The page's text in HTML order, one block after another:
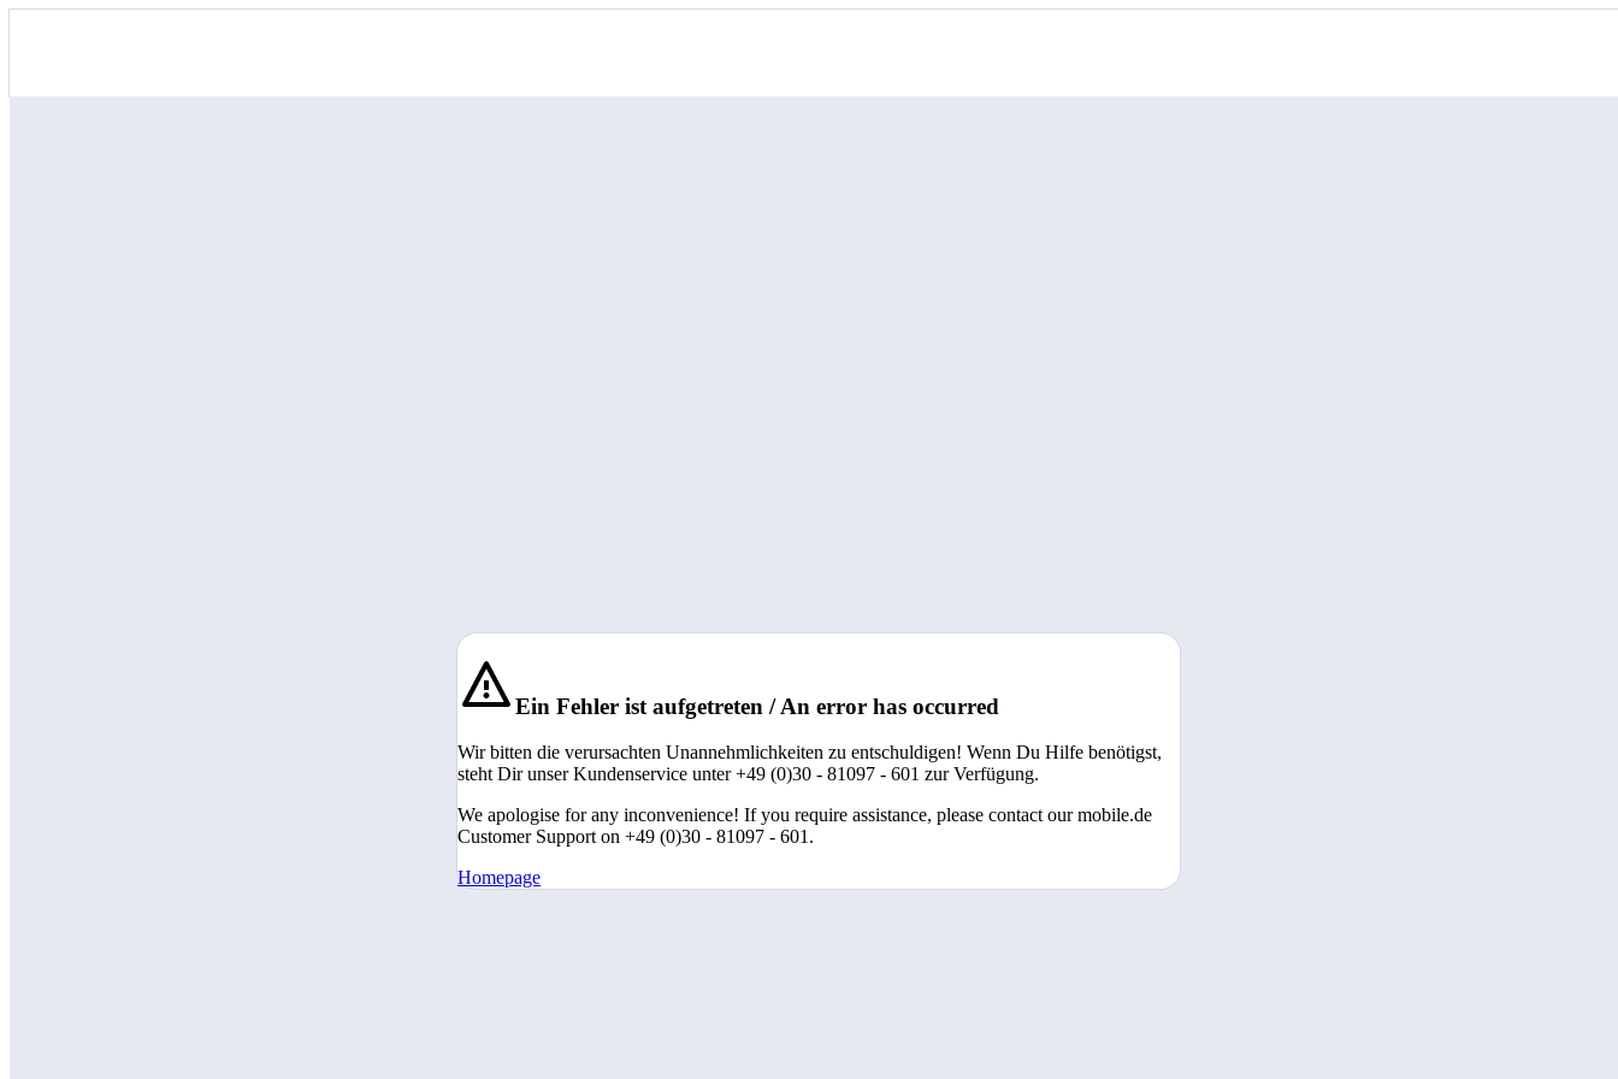
Ein Fehler ist aufgetreten / An error has occurred
Wir bitten die verursachten Unannehmlichkeiten zu entschuldigen! Wenn Du Hilfe benötigst,
steht Dir unser Kundenservice unter +49 (0)30 - 81097 - 601 zur Verfügung.
We apologise for any inconvenience! If you require assistance, please contact our mobile.de
Customer Support on +49 (0)30 - 81097 - 601.
Homepage